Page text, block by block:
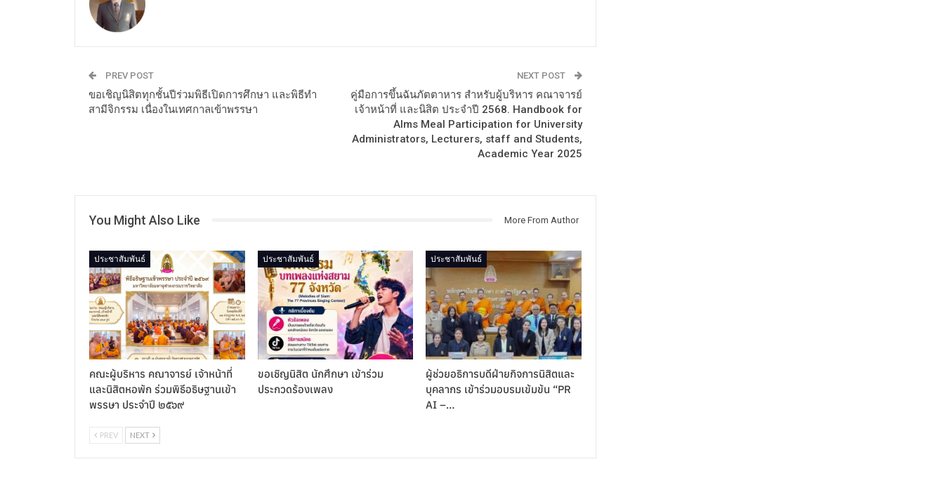
PREV POST
ขอเชิญนิสิตทุกชั้นปีร่วมพิธีเปิดการศึกษา และพิธีทำ
สามีจิกรรม เนื่องในเทศกาลเข้าพรรษา
NEXT POST
คู่มือการขึ้นฉันภัตตาหาร สำหรับผู้บริหาร คณาจารย์
เจ้าหน้าที่ และนิสิต ประจำปี 2568. Handbook for
Alms Meal Participation for University
Administrators, Lecturers, staff and Students,
Academic Year 2025
You Might Also Like More From Author
ประชาสัมพันธ์
คณะผู้บริหาร คณาจารย์ เจ้าหน้าที่
และนิสิตหอพัก ร่วมพิธีอธิษฐานเข้า
พรรษา ประจำปี ๒๕๖๙
ประชาสัมพันธ์
ขอเชิญนิสิต นักศึกษา เข้าร่วม
ประกวดร้องเพลง
ประชาสัมพันธ์
ผู้ช่วยอธิการบดีฝ่ายกิจการนิสิตและ
บุคลากร เข้าร่วมอบรมเข้มข้น “PR
AI –…
PREV NEXT